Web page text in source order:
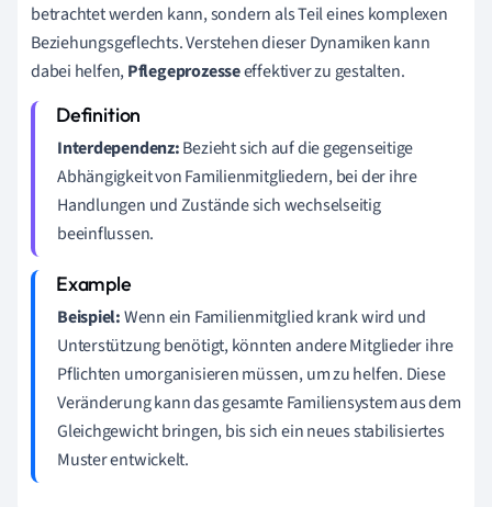
betrachtet werden kann, sondern als Teil eines komplexen
Beziehungsgeflechts. Verstehen dieser Dynamiken kann
dabei helfen,Pflegeprozesseeffektiver zu gestalten.
Interdependenz:Bezieht sich auf die gegenseitige
Abhängigkeit von Familienmitgliedern, bei der ihre
Handlungen und Zustände sich wechselseitig
beeinflussen.
Beispiel:Wenn ein Familienmitglied krank wird und
Unterstützung benötigt, könnten andere Mitglieder ihre
Pflichten umorganisieren müssen, um zu helfen. Diese
Veränderung kann das gesamte Familiensystem aus dem
Gleichgewicht bringen, bis sich ein neues stabilisiertes
Muster entwickelt.